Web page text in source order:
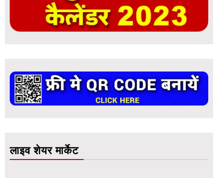
लाइव शेयर मार्केट